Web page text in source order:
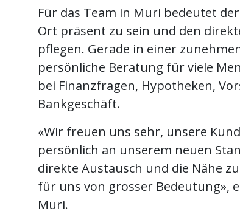
Für das Team in Muri bedeutet
Ort präsent zu sein und den
pflegen. Gerade in einer
persönliche Beratung für viele
bei Finanzfragen, Hypotheken,
Bankgeschäft.
«Wir freuen uns sehr, unsere
persönlich an unserem neuen
direkte Austausch und die Nähe
für uns von grosser Bedeutung»,
Muri.